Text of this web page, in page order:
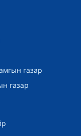
газар
газар